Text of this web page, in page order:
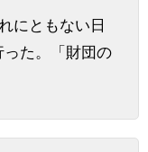
にともない日
た。「財団の